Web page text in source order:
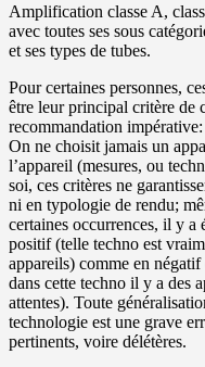
Amplification classe A,
avec toutes ses sous
et ses types de tubes.
Pour certaines personnes,
être leur principal critère de
recommandation impérative:
On ne choisit jamais un
l’appareil (mesures, ou
soi, ces critères ne
ni en typologie de rendu;
certaines occurrences, il y a
positif (telle techno est
appareils) comme en
dans cette techno il y a des
attentes). Toute
technologie est une grave
pertinents, voire délétères.